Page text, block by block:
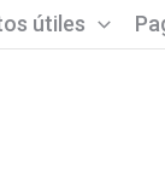
útiles